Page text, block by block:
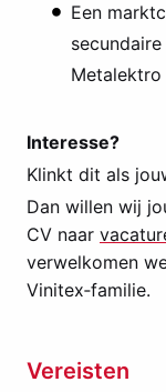
Een
Metalektro
Interesse?
Klinkt dit als
Dan willen wij
CV naar
verwelkomen
Vinitex‑familie.
Vereisten